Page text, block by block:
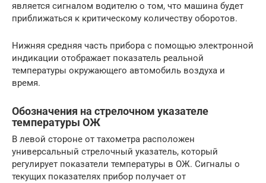
является сигналом водителю о том, что машина будет
приближаться к критическому количеству оборотов.
Нижняя средняя часть прибора с помощью электронной
индикации отображает показатель реальной
температуры окружающего автомобиль воздуха и
время.
Обозначения на стрелочном указателе
температуры ОЖ
В левой стороне от тахометра расположен
универсальный стрелочный указатель, который
регулирует показатели температуры в ОЖ. Сигналы о
текущих показателях прибор получает от